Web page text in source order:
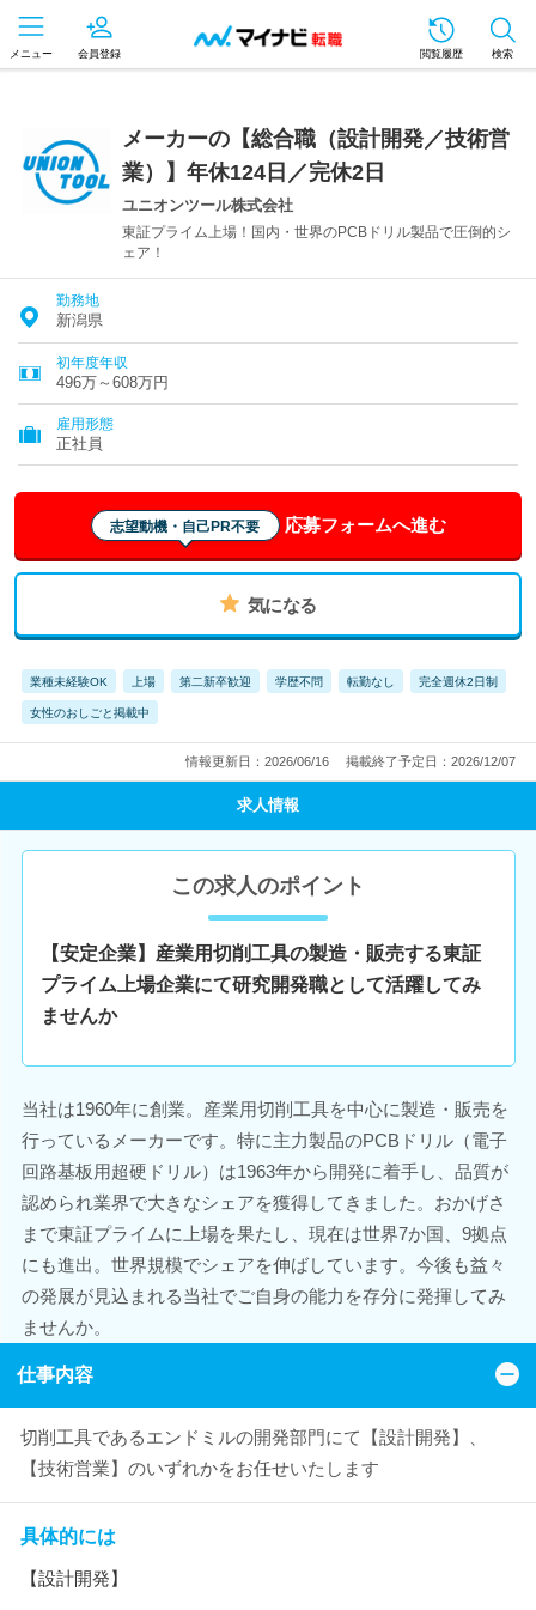
メニュー 会員登録 閲覧履歴 検索
メーカーの【総合職（設計開発／技術営
業）】年休124日／完休2日
ユニオンツール株式会社
東証プライム上場！国内・世界のPCBドリル製品で圧倒的シ
ェア！
勤務地
新潟県
初年度年収
496万～608万円
雇用形態
正社員
志望動機・自己PR不要 応募フォームへ進む
気になる
業種未経験OK 上場 第二新卒歓迎 学歴不問 転勤なし 完全週休2日制
女性のおしごと掲載中
情報更新日：2026/06/16 掲載終了予定日：2026/12/07
求人情報
この求人のポイント
【安定企業】産業用切削工具の製造・販売する東証
プライム上場企業にて研究開発職として活躍してみ
ませんか
当社は1960年に創業。産業用切削工具を中心に製造・販売を
行っているメーカーです。特に主力製品のPCBドリル（電子
回路基板用超硬ドリル）は1963年から開発に着手し、品質が
認められ業界で大きなシェアを獲得してきました。おかげさ
まで東証プライムに上場を果たし、現在は世界7か国、9拠点
にも進出。世界規模でシェアを伸ばしています。今後も益々
の発展が見込まれる当社でご自身の能力を存分に発揮してみ
ませんか。
仕事内容
切削工具であるエンドミルの開発部門にて【設計開発】、
【技術営業】のいずれかをお任せいたします
具体的には
【設計開発】